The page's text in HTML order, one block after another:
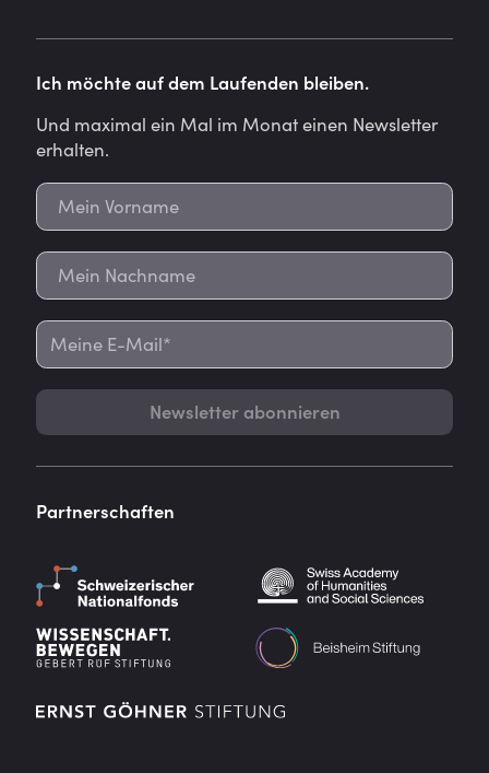
Ich möchte auf dem Laufenden bleiben.
Und maximal ein Mal im Monat einen Newsletter
erhalten.
Newsletter abonnieren
Partnerschaften